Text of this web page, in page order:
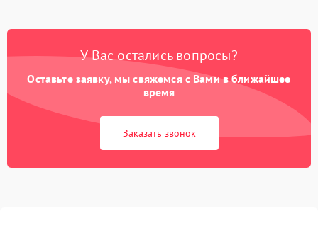
У Вас остались вопросы?
Оставьте заявку, мы свяжемся с Вами в ближайшее
время
Заказать звонок